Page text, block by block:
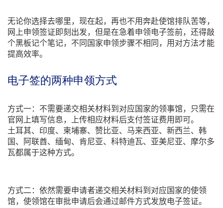
无论你选择去哪里，现在起，再也不用奔赴使馆排队苦等，
网上申领签证即刻出发，但是在急着申领电子签前，还得敲
个黑板记个笔记，不同国家申领步骤不相同，用对方法才能
提高效率。
电子签的两种申领方式
方式一：不需要递交相关材料到对应国家的领事馆，只需在
官网上填写信息，上传相应材料后支付签证费用即可。
土耳其、印度、柬埔寨、赞比亚、马来西亚、新西兰、韩
国、阿联酋、缅甸、肯尼亚、科特迪瓦、亚美尼亚、摩尔多
瓦都属于这种方式。
方式二：依然需要申请者递交相关材料到对应国家的使领
馆，使领馆在审批申请后会通过邮件方式发放电子签证。